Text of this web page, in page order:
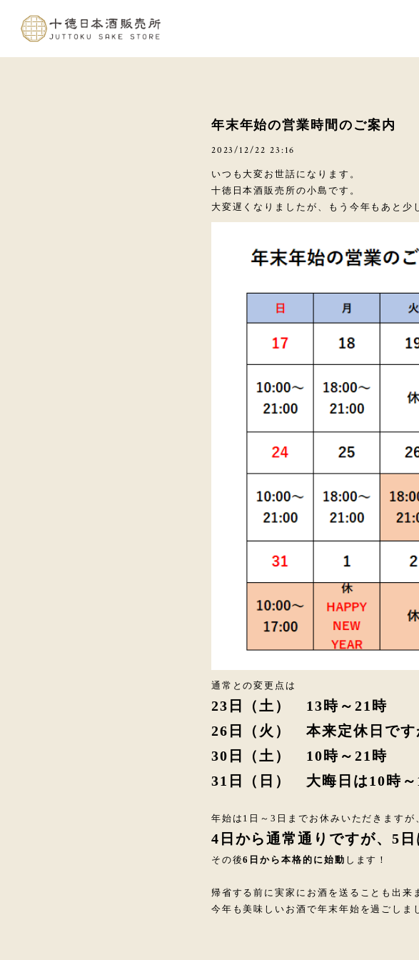
年末年始の営業時間のご案内
2023/12/22 23:16
いつも大変お世話になります。
十徳日本酒販売所の小島です。
大変遅くなりましたが、もう今年もあと少
通常との変更点は
23日（土） 13時～21時
26日（火） 本来定休日です
30日（土） 10時～21時
31日（日） 大晦日は10時～
年始は1日～3日までお休みいただきますが
4日から通常通りですが、5
その後6日から本格的に始動 します！
帰省する前に実家にお酒を送ることも出来
今年も美味しいお酒で年末年始を過ごしま